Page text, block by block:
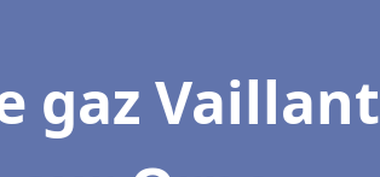
gaz Vaillant